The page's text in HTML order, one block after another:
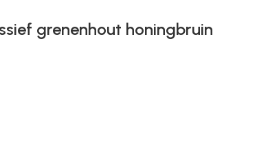
grenenhout honingbruin